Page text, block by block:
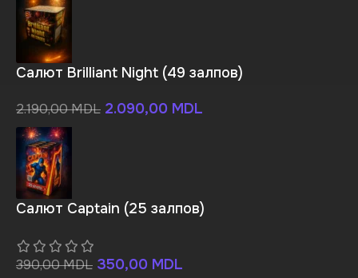
Салют Brilliant Night (49 залпов)
2.190,00MDL 2.090,00 MDL
Салют Captain (25 залпов)
390,00MDL 350,00 MDL